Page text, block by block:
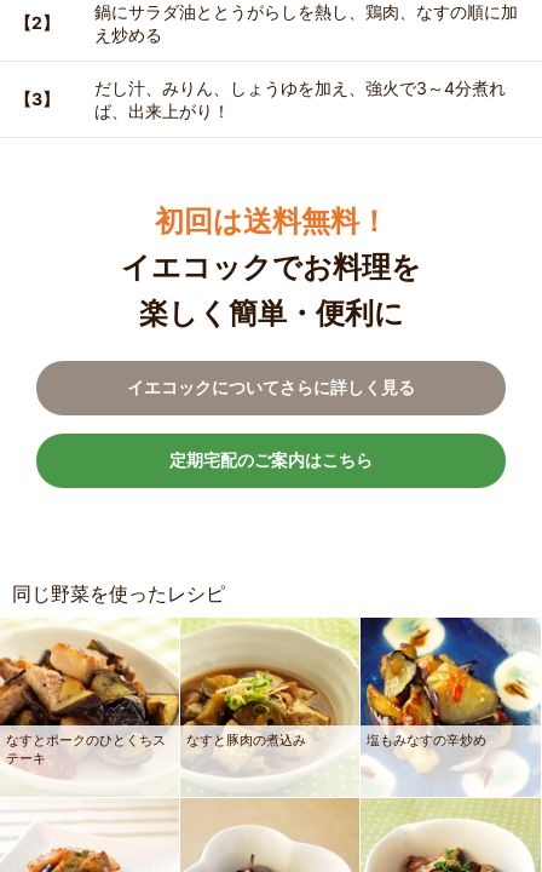
【2】
鍋にサラダ油ととうがらしを熱し、鶏肉、なすの順に加
え炒める
【3】
だし汁、みりん、しょうゆを加え、強火で3～4分煮れ
ば、出来上がり！
初回は送料無料！
イエコックでお料理を
楽しく簡単・便利に
イエコックについてさらに詳しく見る
定期宅配のご案内はこちら
同じ野菜を使ったレシピ
なすとポークのひとくちス
テーキ
なすと豚肉の煮込み 塩もみなすの辛炒め